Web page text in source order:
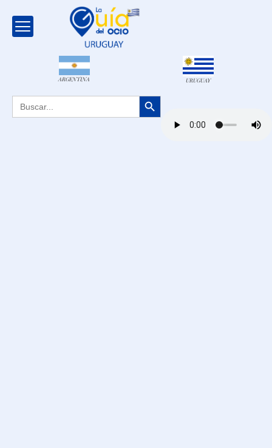
ARGENTINA URUGUAY
Buscar: Botón de búsqueda